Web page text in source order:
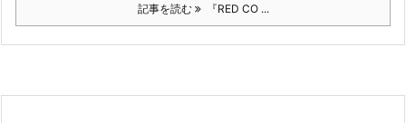
記事を読む 『RED CO ...